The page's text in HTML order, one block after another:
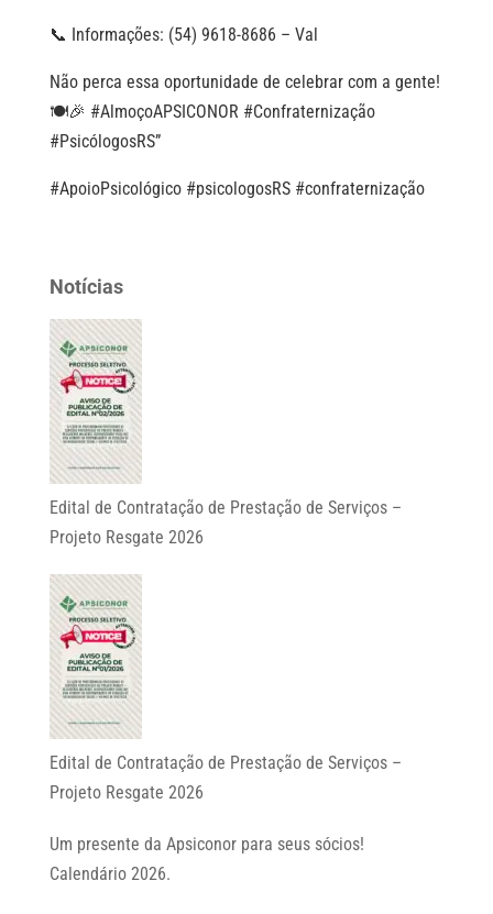
📞 Informações: (54) 9618-8686 – Val
Não perca essa oportunidade de celebrar com a gente!
🍽️🎉 #AlmoçoAPSICONOR #Confraternização
#PsicólogosRS”
#ApoioPsicológico #psicologosRS #confraternização
Notícias
Edital de Contratação de Prestação de Serviços –
Projeto Resgate 2026
Edital de Contratação de Prestação de Serviços –
Projeto Resgate 2026
Um presente da Apsiconor para seus sócios!
Calendário 2026.